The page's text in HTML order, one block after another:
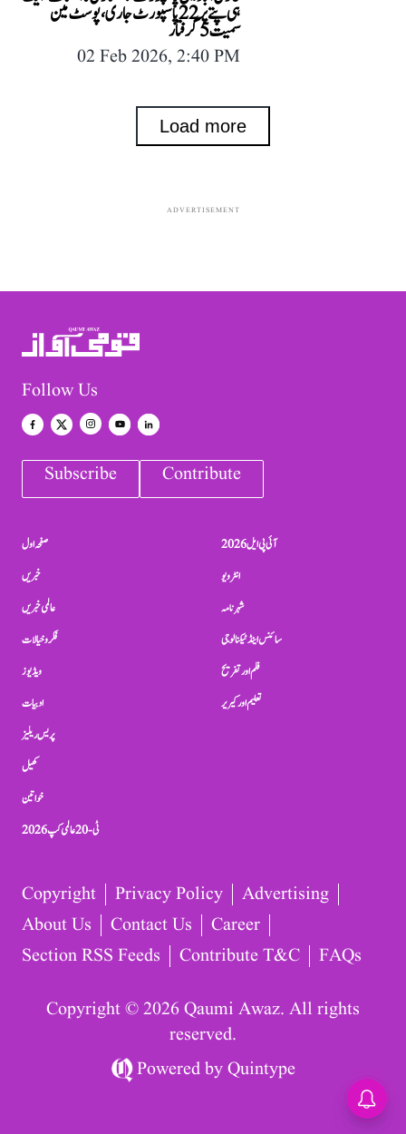
ہی پتے پر 22 پاسپورٹ جاری، پوسٹ مین
سمیت 5 گرفتار
02 Feb 2026, 2:40 PM
Load more
ADVERTISEMENT
Follow Us
Subscribe Contribute
صفحہ اول
خبریں
عالمی خبریں
فکر و خیالات
ویڈیوز
ادبیات
پریس ریلیز
کھیل
خواتین
ٹی-20 عالمی کپ 2026
آئی پی ایل 2026
انٹرویو
شہرنامہ
سائنس اینڈ ٹیکنالوجی
فلم اور تفریح
تعلیم اور کیریر
Copyright Privacy Policy
Advertising
About Us
Contact Us
Career
Section RSS Feeds
Contribute T&C FAQs
Copyright © 2026 Qaumi Awaz. All rights
reserved.
Powered byQuintype